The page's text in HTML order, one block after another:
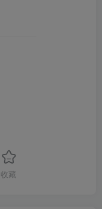
收藏